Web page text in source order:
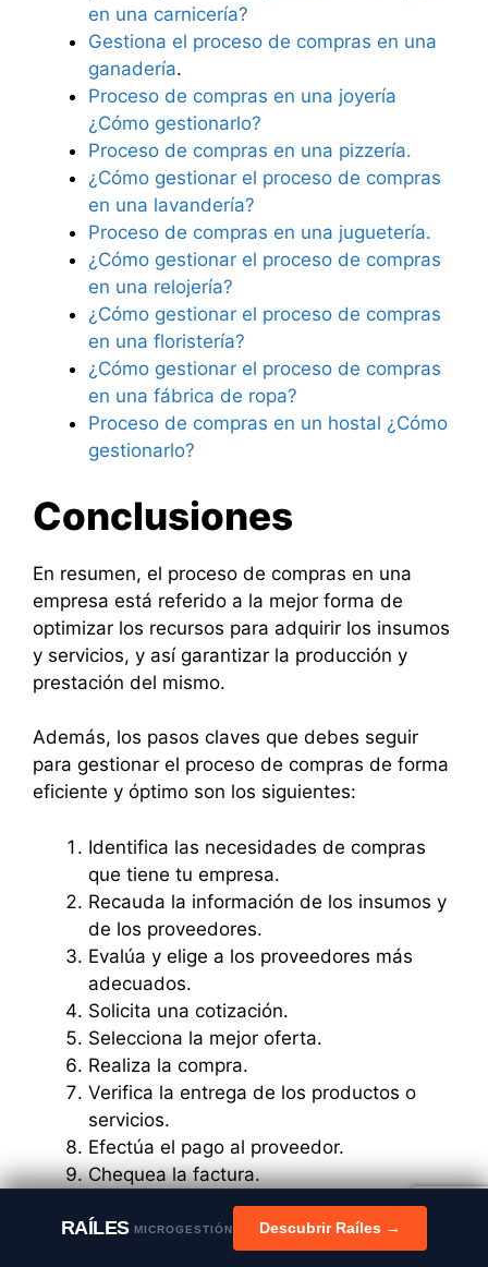
en una carnicería?
Gestiona el proceso de compras en una
ganadería.
Proceso de compras en una joyería
¿Cómo gestionarlo?
Proceso de compras en una pizzería.
¿Cómo gestionar el proceso de compras
en una lavandería?
Proceso de compras en una juguetería.
¿Cómo gestionar el proceso de compras
en una relojería?
¿Cómo gestionar el proceso de compras
en una floristería?
¿Cómo gestionar el proceso de compras
en una fábrica de ropa?
Proceso de compras en un hostal ¿Cómo
gestionarlo?
Conclusiones
En resumen, el proceso de compras en una
empresa está referido a la mejor forma de
optimizar los recursos para adquirir los insumos
y servicios, y así garantizar la producción y
prestación del mismo.
Además, los pasos claves que debes seguir
para gestionar el proceso de compras de forma
eficiente y óptimo son los siguientes:
Identifica las necesidades de compras
que tiene tu empresa.
Recauda la información de los insumos y
de los proveedores.
Evalúa y elige a los proveedores más
adecuados.
Solicita una cotización.
Selecciona la mejor oferta.
Realiza la compra.
Verifica la entrega de los productos o
servicios.
Efectúa el pago al proveedor.
Chequea la factura.
Además, al momento de hacer las compras
para tu empresa, presta especial atención a los
RAÍLESMICROGESTIÓN Descubrir Raíles →